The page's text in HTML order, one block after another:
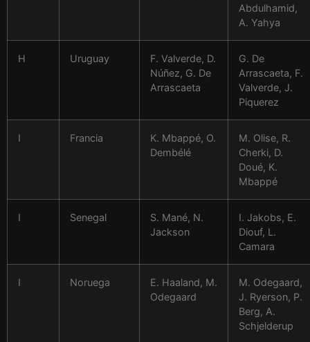
Abdulhamid,
A. Yahya
H Uruguay
F. Valverde, D.
Núñez, G. De
Arrascaeta
G. De
Arrascaeta, F.
Valverde, J.
Piquerez
I Francia
K. Mbappé, O.
Dembélé
M. Olise, R.
Cherki, D.
Doué, K.
Mbappé
I Senegal
S. Mané, N.
Jackson
I. Jakobs, E.
Diouf, L.
Camara
I Noruega
E. Haaland, M.
Odegaard
M. Odegaard,
J. Ryerson, P.
Berg, A.
Schjelderup